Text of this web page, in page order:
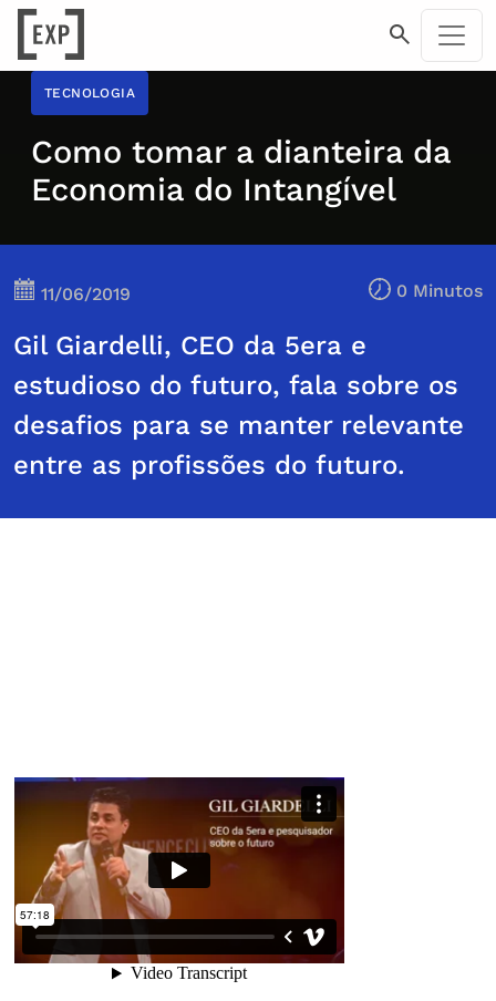
TECNOLOGIA
Como tomar a dianteira da
Economia do Intangível
11/06/2019 0 Minutos
Gil Giardelli, CEO da 5era e
estudioso do futuro, fala sobre os
desafios para se manter relevante
entre as profissões do futuro.